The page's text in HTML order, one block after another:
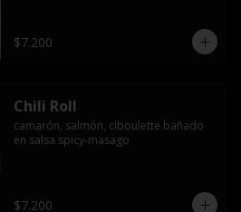
$7.200
Chili Roll
camarón, salmón, ciboulette bañado
en salsa spicy-masago
$7.200